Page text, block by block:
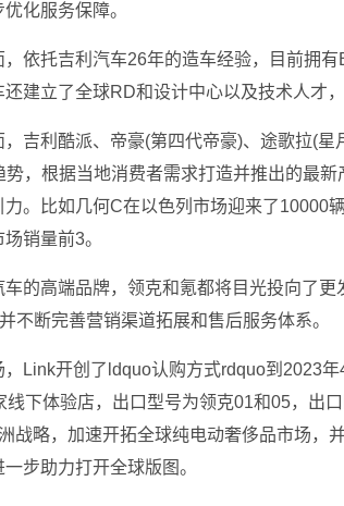
化服务保障。
依托吉利汽车26年的造车经验，目前拥
建立了全球RD和设计中心以及技术人才
吉利酷派、帝豪(第四代帝豪)、途歌拉(
，根据当地消费者需求打造并推出的最
。比如几何C在以色列市场迎来了10000
销量前3。
的高端品牌，领克和氪都将目光投向了
不断完善营销渠道拓展和售后服务体系。
Link开创了ldquo认购方式rdquo到2023年
下体验店，出口型号为领克01和05，出
战略，加速开拓全球纯电动奢侈品市场，
步助力打开全球版图。